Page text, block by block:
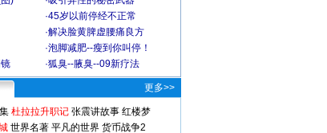
·45岁以前停经不正常
·解决脸黄脾虚腰痛良方
·泡脚减肥--瘦到你叫停！
·狐臭--腋臭--09新疗法
更多>>
杜拉拉升职记 张震讲故事 红楼梦
世界名著 平凡的世界 货币战争2